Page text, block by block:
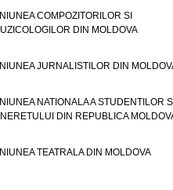
COMPOZITORILOR SI
DIN MOLDOVA
JURNALISTILOR DIN
NATIONALA A STUDENTILOR SI
DIN REPUBLICA
TEATRALA DIN MOLDOVA